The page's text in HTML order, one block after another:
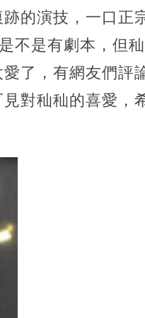
的演技，一口正
不是有劇本，但
了，有網友們評
對秈秈的喜愛，